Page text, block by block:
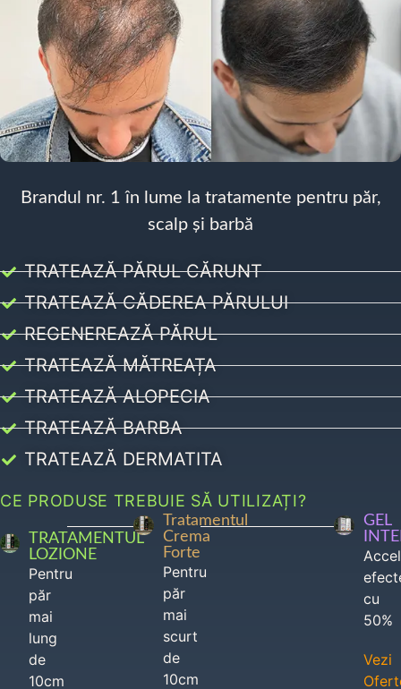
Brandul nr. 1 în lume la tratamente pentru păr,
scalp și barbă
TRATEAZĂ PĂRUL CĂRUNT
TRATEAZĂ CĂDEREA PĂRULUI
REGENEREAZĂ PĂRUL
TRATEAZĂ MĂTREAȚA
TRATEAZĂ ALOPECIA
TRATEAZĂ BARBA
TRATEAZĂ DERMATITA
CE PRODUSE TREBUIE SĂ UTILIZAȚI?
TRATAMENTUL
LOZIONE
Pentru
păr
mai
lung
de
10cm
Tratamentul
Crema
Forte
Pentru
păr
mai
scurt
de
10cm
GEL
cu
50%
Vezi